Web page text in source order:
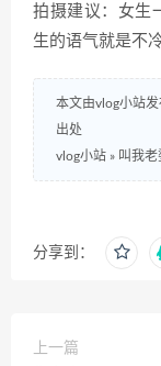
拍摄建议：女生
生的语气就是不
本文由vlog小站
出处
vlog小站 » 叫我老
分享到：
上一篇